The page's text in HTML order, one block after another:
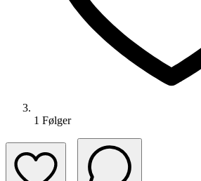
1 Følger